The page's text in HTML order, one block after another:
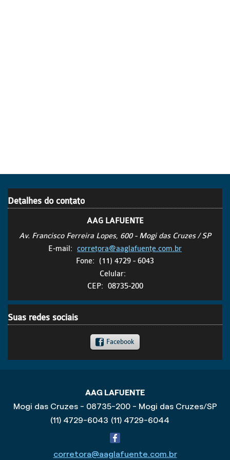
Detalhes do contato
AAG LAFUENTE
Av. Francisco Ferreira Lopes, 600 - Mogi das Cruzes / SP
E-mail: corretora@aaglafuente.com.br
Fone:
(11) 4729 - 6043
Celular:
CEP: 08735-200
Suas redes sociais
Facebook
AAG LAFUENTE
Mogi das Cruzes - 08735-200 - Mogi das Cruzes/SP
(11) 4729-6043 (11) 4729-6044
corretora@aaglafuente.com.br